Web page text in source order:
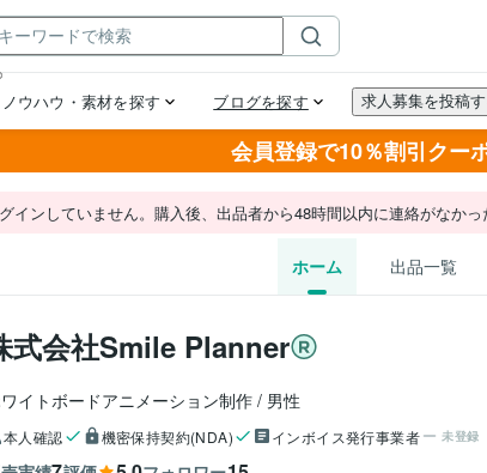
会員登録で10％割引クー
インしていません。購入後、出品者から48時間以内に連絡がなかっ
ホーム 出品一覧
式会社Smile Planner
イトボードアニメーション制作 男性
本人確認 機密保持契約(NDA) インボイス発行事業者 未登録